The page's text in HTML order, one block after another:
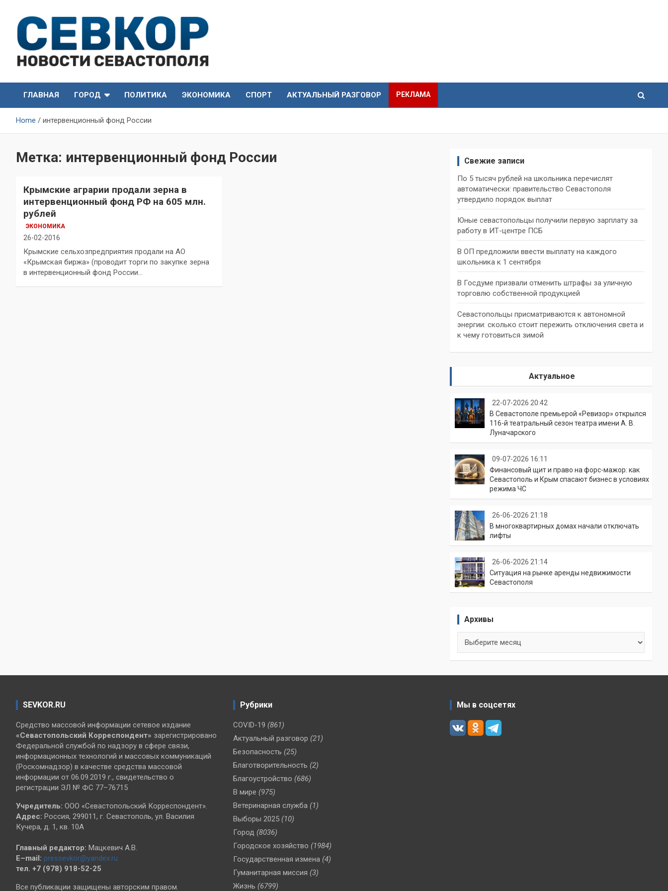
content
СевКор — Новости
Севастополя
Севастополя
ГЛАВНАЯ
ГОРОД ПОЛИТИКА ЭКОНОМИКА СПОРТ АКТУАЛЬНЫЙ РАЗГОВОР РЕКЛАМА
Home интервенционный фонд России
Метка: интервенционный фонд России
Крымские аграрии продали зерна в
интервенционный фонд РФ на 605 млн.
рублей
ЭКОНОМИКА
26-02-2016
Крымские сельхозпредприятия продали на АО
«Крымская биржа» (проводит торги по закупке зерна
в интервенционный фонд России…
Свежие записи
По 5 тысяч рублей на школьника перечислят
автоматически: правительство Севастополя
утвердило порядок выплат
Юные севастопольцы получили первую зарплату за
работу в ИТ-центре ПСБ
В ОП предложили ввести выплату на каждого
школьника к 1 сентября
В Госдуме призвали отменить штрафы за уличную
торговлю собственной продукцией
Севастопольцы присматриваются к автономной
энергии: сколько стоит пережить отключения света и
к чему готовиться зимой
Актуальное
22-07-2026 20:42
В Севастополе премьерой «Ревизор» открылся
116-й театральный сезон театра имени А. В.
Луначарского
09-07-2026 16:11
Финансовый щит и право на форс-мажор: как
Севастополь и Крым спасают бизнес в условиях
режима ЧС
26-06-2026 21:18
В многоквартирных домах начали отключать
лифты
26-06-2026 21:14
Ситуация на рынке аренды недвижимости
Севастополя
Архивы
SEVKOR.RU
Средство массовой информации сетевое издание
«Севастопольский Корреспондент» зарегистрировано
Федеральной службой по надзору в сфере связи,
информационных технологий и массовых коммуникаций
(Роскомнадзор) в качестве средства массовой
информации от 06.09.2019 г., свидетельство о
регистрации ЭЛ № ФС 77–76715
Учредитель: ООО «Севастопольский Корреспондент».
Адрес: Россия, 299011, г. Севастополь, ул. Василия
Кучера, д. 1, кв. 10А
Главный редактор: Мацкевич А.В.
E–mail: pressevkor@yandex.ru
тел. +7 (978) 918-52-25
Все публикации защищены авторским правом.
Рубрики
COVID-19 (861)
Актуальный разговор (21)
Безопасность (25)
Благотворительность (2)
Благоустройство (686)
В мире (975)
Ветеринарная служба (1)
Выборы 2025 (10)
Город (8036)
Городское хозяйство (1984)
Государственная измена (4)
Гуманитарная миссия (3)
Жизнь (6799)
Мы в соцсетях